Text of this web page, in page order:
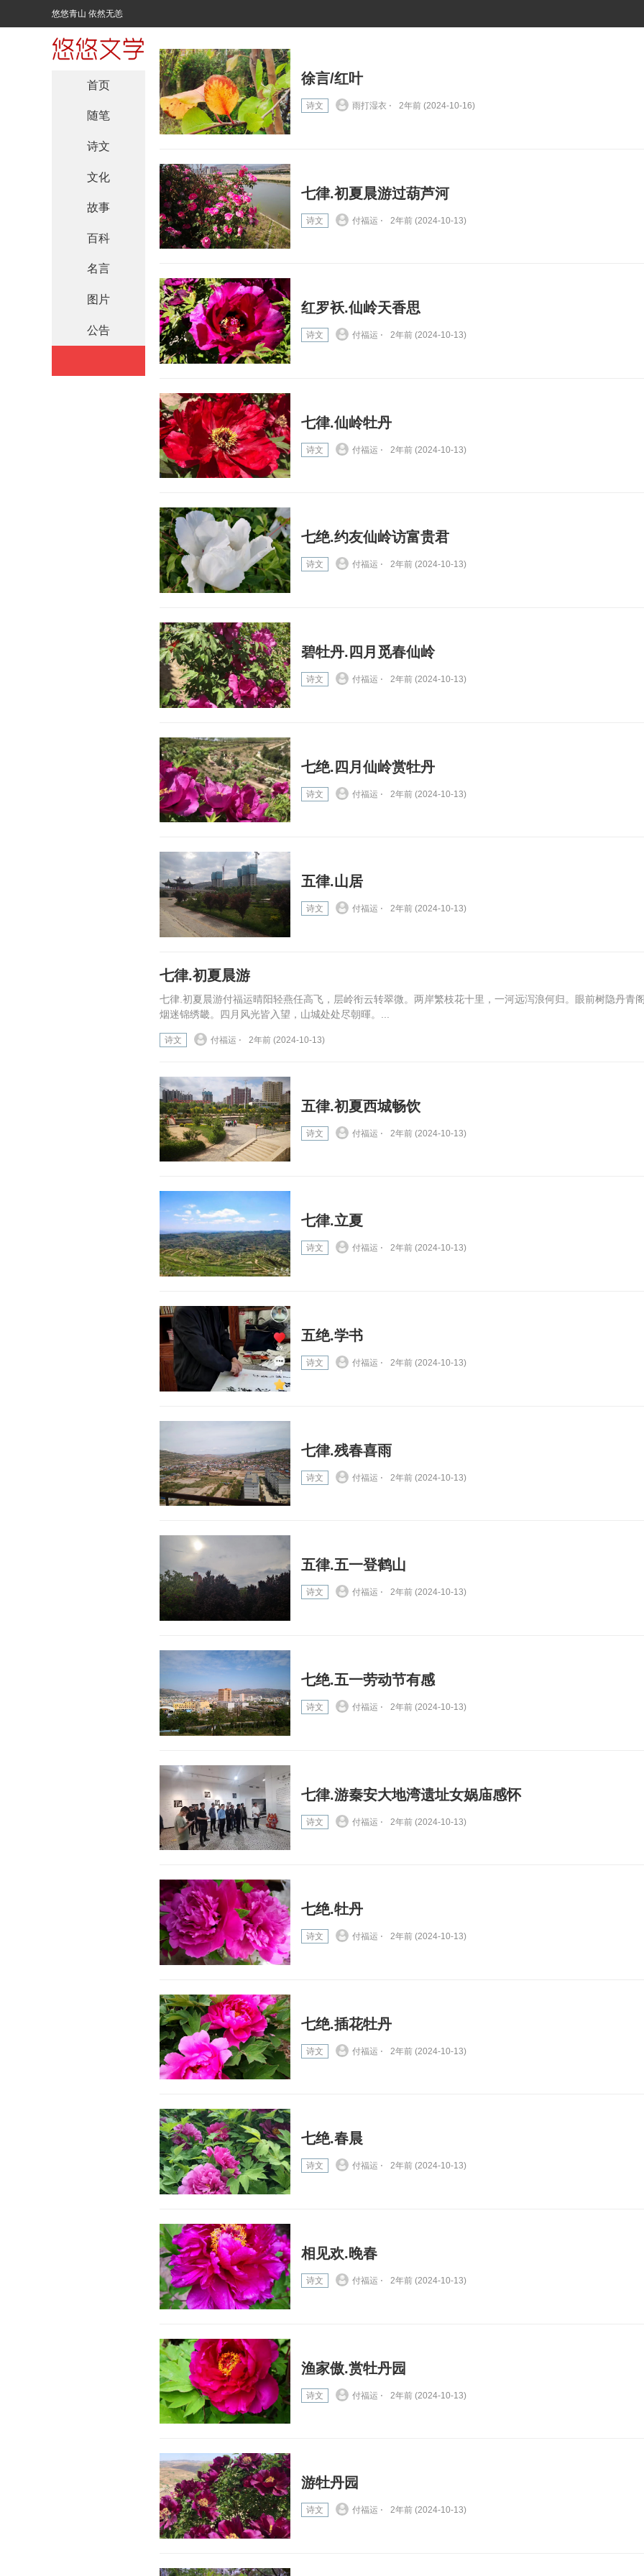
悠悠青山 依然无恙
徐言/红叶
诗文 雨打湿衣 ⋅ 2年前 (2024-10-16)
七律.初夏晨游过葫芦河
诗文 付福运 ⋅ 2年前 (2024-10-13)
红罗袄.仙岭天香思
诗文 付福运 ⋅ 2年前 (2024-10-13)
七律.仙岭牡丹
诗文 付福运 ⋅ 2年前 (2024-10-13)
七绝.约友仙岭访富贵君
诗文 付福运 ⋅ 2年前 (2024-10-13)
碧牡丹.四月觅春仙岭
诗文 付福运 ⋅ 2年前 (2024-10-13)
七绝.四月仙岭赏牡丹
诗文 付福运 ⋅ 2年前 (2024-10-13)
五律.山居
诗文 付福运 ⋅ 2年前 (2024-10-13)
七律.初夏晨游
七律.初夏晨游付福运晴阳轻燕任高飞，层岭衔云转翠微。两岸繁枝花十里，一河远泻浪何归。眼前树隐丹青
烟迷锦绣畿。四月风光皆入望，山城处处尽朝暉。...
诗文 付福运 ⋅ 2年前 (2024-10-13)
五律.初夏西城畅饮
诗文 付福运 ⋅ 2年前 (2024-10-13)
七律.立夏
诗文 付福运 ⋅ 2年前 (2024-10-13)
五绝.学书
诗文 付福运 ⋅ 2年前 (2024-10-13)
七律.残春喜雨
诗文 付福运 ⋅ 2年前 (2024-10-13)
五律.五一登鹤山
诗文 付福运 ⋅ 2年前 (2024-10-13)
七绝.五一劳动节有感
诗文 付福运 ⋅ 2年前 (2024-10-13)
七律.游秦安大地湾遗址女娲庙感怀
诗文 付福运 ⋅ 2年前 (2024-10-13)
七绝.牡丹
诗文 付福运 ⋅ 2年前 (2024-10-13)
七绝.插花牡丹
诗文 付福运 ⋅ 2年前 (2024-10-13)
七绝.春晨
诗文 付福运 ⋅ 2年前 (2024-10-13)
相见欢.晚春
诗文 付福运 ⋅ 2年前 (2024-10-13)
渔家傲.赏牡丹园
诗文 付福运 ⋅ 2年前 (2024-10-13)
游牡丹园
诗文 付福运 ⋅ 2年前 (2024-10-13)
首页
随笔
诗文
文化
故事
百科
名言
图片
公告